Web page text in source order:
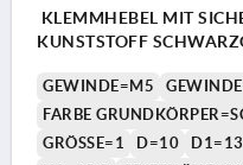
KLEMMHEBEL MIT
KUNSTSTOFF
GEWINDE=M5
FARBE
GRÖSSE=1
D=10